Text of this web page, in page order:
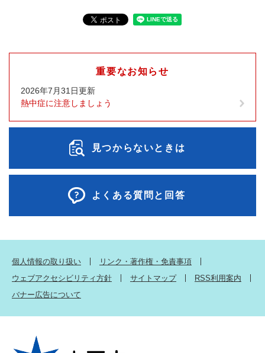
重要なお知らせ
2026年7月31日更新
熱中症に注意しましょう
見つからないときは
よくある質問と回答
個人情報の取り扱い
リンク・著作権・免責事項
ウェブアクセシビリティ方針
サイトマップ
RSS利用案内
バナー広告について